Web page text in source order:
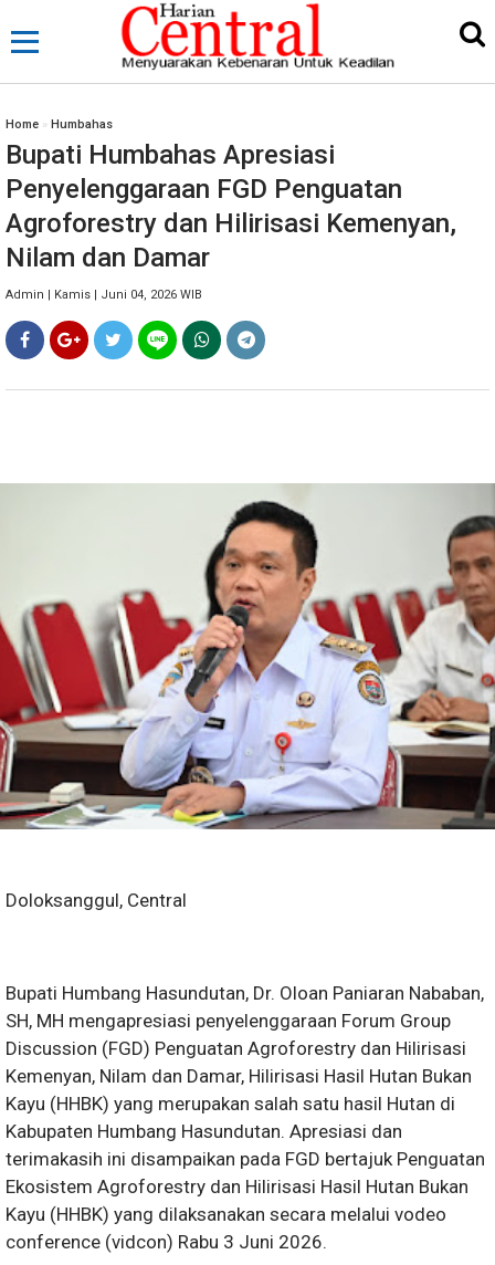
Home » Humbahas
Bupati Humbahas Apresiasi
Penyelenggaraan FGD Penguatan
Agroforestry dan Hilirisasi Kemenyan,
Nilam dan Damar
Admin | Kamis | Juni 04, 2026 WIB
Doloksanggul, Central
Bupati Humbang Hasundutan, Dr. Oloan Paniaran Nababan,
SH, MH mengapresiasi penyelenggaraan Forum Group
Discussion (FGD) Penguatan Agroforestry dan Hilirisasi
Kemenyan, Nilam dan Damar, Hilirisasi Hasil Hutan Bukan
Kayu (HHBK) yang merupakan salah satu hasil Hutan di
Kabupaten Humbang Hasundutan. Apresiasi dan
terimakasih ini disampaikan pada FGD bertajuk Penguatan
Ekosistem Agroforestry dan Hilirisasi Hasil Hutan Bukan
Kayu (HHBK) yang dilaksanakan secara melalui vodeo
conference (vidcon) Rabu 3 Juni 2026.